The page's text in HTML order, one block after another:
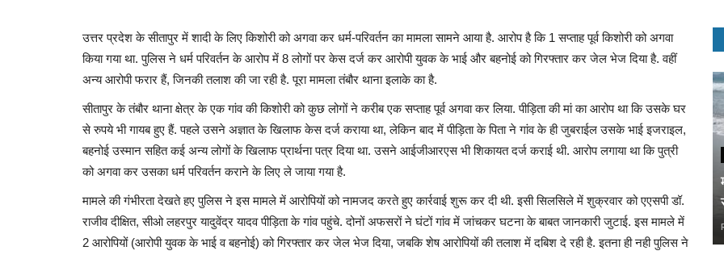
उत्तर प्रदेश के सीतापुर में शादी के लिए किशोरी को अगवा कर धर्म-परिवर्तन का मामला सामने आया है. आरोप है कि 1 सप्ताह पूर्व किशोरी को अगवा
किया गया था. पुलिस ने धर्म परिवर्तन के आरोप में 8 लोगों पर केस दर्ज कर आरोपी युवक के भाई और बहनोई को गिरफ्तार कर जेल भेज दिया है. वहीं
अन्य आरोपी फरार हैं, जिनकी तलाश की जा रही है. पूरा मामला तंबौर थाना इलाके का है.
सीतापुर के तंबौर थाना क्षेत्र के एक गांव की किशोरी को कुछ लोगों ने करीब एक सप्ताह पूर्व अगवा कर लिया. पीड़िता की मां का आरोप था कि उसके घर
से रुपये भी गायब हुए हैं. पहले उसने अज्ञात के खिलाफ केस दर्ज कराया था, लेकिन बाद में पीड़िता के पिता ने गांव के ही जुबराईल उसके भाई इजराइल,
बहनोई उस्मान सहित कई अन्य लोगों के खिलाफ प्रार्थना पत्र दिया था. उसने आईजीआरएस भी शिकायत दर्ज कराई थी. आरोप लगाया था कि पुत्री
को अगवा कर उसका धर्म परिवर्तन कराने के लिए ले जाया गया है.
मामले की गंभीरता देखते हए पुलिस ने इस मामले में आरोपियों को नामजद करते हुए कार्रवाई शुरू कर दी थी. इसी सिलसिले में शुक्रवार को एएसपी डॉ.
राजीव दीक्षित, सीओ लहरपुर यादुवेंद्र यादव पीड़िता के गांव पहुंचे. दोनों अफसरों ने घंटों गांव में जांचकर घटना के बाबत जानकारी जुटाई. इस मामले में
2 आरोपियों (आरोपी युवक के भाई व बहनोई) को गिरफ्तार कर जेल भेज दिया, जबकि शेष आरोपियों की तलाश में दबिश दे रही है. इतना ही नही पुलिस ने